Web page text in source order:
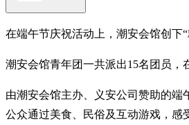
在端午节庆祝活动上，潮安会馆创下
潮安会馆青年团一共派出15名团员，
由潮安会馆主办、义安公司赞助的端
公众通过美食、民俗及互动游戏，感